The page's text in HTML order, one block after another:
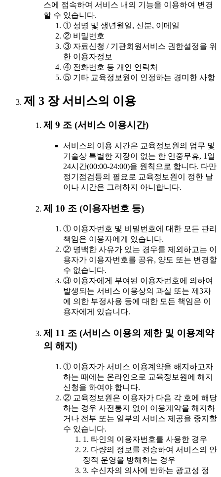
스에 접속하여 서비스 내의 기능을 이용하여 변경
할 수 있습니다.
① 성명 및 생년월일, 신분, 이메일
② 비밀번호
③ 자료신청 / 기관회원서비스 권한설정을 위
한 이용자정보
④ 전화번호 등 개인 연락처
⑤ 기타 교육정보원이 인정하는 경미한 사항
제 3 장 서비스의 이용
제 9 조 (서비스 이용시간)
서비스의 이용 시간은 교육정보원의 업무 및
기술상 특별한 지장이 없는 한 연중무휴, 1일
24시간(00:00-24:00)을 원칙으로 합니다. 다만
정기점검등의 필요로 교육정보원이 정한 날
이나 시간은 그러하지 아니합니다.
제 10 조 (이용자번호 등)
① 이용자번호 및 비밀번호에 대한 모든 관리
책임은 이용자에게 있습니다.
② 명백한 사유가 있는 경우를 제외하고는 이
용자가 이용자번호를 공유, 양도 또는 변경할
수 없습니다.
③ 이용자에게 부여된 이용자번호에 의하여
발생되는 서비스 이용상의 과실 또는 제3자
에 의한 부정사용 등에 대한 모든 책임은 이
용자에게 있습니다.
제 11 조 (서비스 이용의 제한 및 이용계약
의 해지)
① 이용자가 서비스 이용계약을 해지하고자
하는 때에는 온라인으로 교육정보원에 해지
신청을 하여야 합니다.
② 교육정보원은 이용자가 다음 각 호에 해당
하는 경우 사전통지 없이 이용계약을 해지하
거나 전부 또는 일부의 서비스 제공을 중지할
수 있습니다.
1. 타인의 이용자번호를 사용한 경우
2. 다량의 정보를 전송하여 서비스의 안
정적 운영을 방해하는 경우
3. 수신자의 의사에 반하는 광고성 정